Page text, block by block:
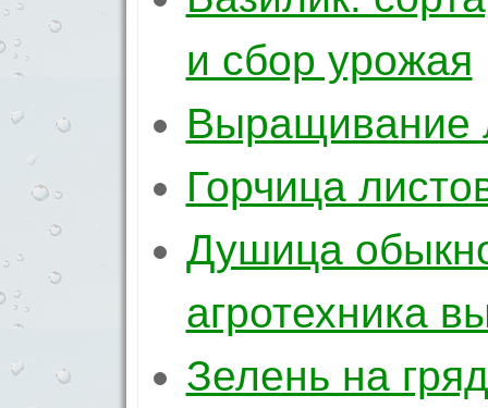
и сбор урожая
Выращивание
Горчица
Душица
агротехника
Зелень на